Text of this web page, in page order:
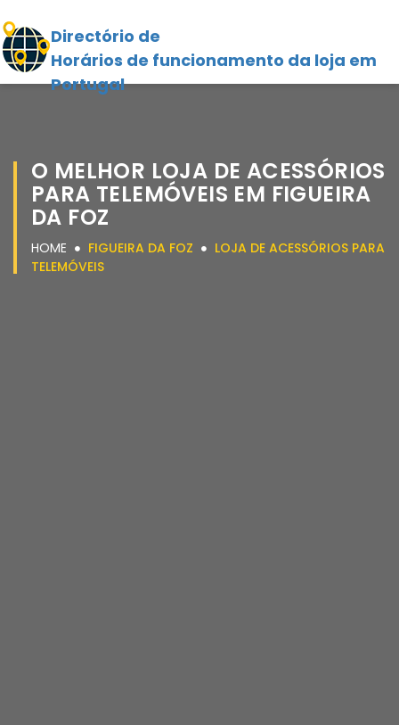
Directório de
Horários de funcionamento da loja em
Portugal
O MELHOR LOJA DE ACESSÓRIOS
PARA TELEMÓVEIS EM FIGUEIRA
DA FOZ
HOME FIGUEIRA DA FOZ
LOJA DE ACESSÓRIOS PARA
TELEMÓVEIS